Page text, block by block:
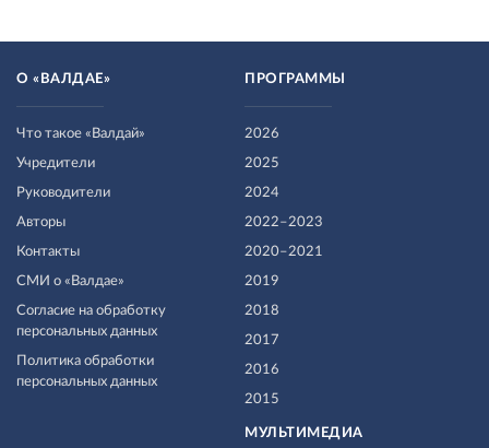
О «ВАЛДАЕ»
Что такое «Валдай»
Учредители
Руководители
Авторы
Контакты
СМИ о «Валдае»
Согласие на обработку
персональных данных
Политика обработки
персональных данных
ПРОГРАММЫ
2026
2025
2024
2022–2023
2020–2021
2019
2018
2017
2016
2015
МУЛЬТИМЕДИА